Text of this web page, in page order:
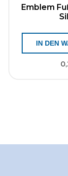
Emblem
IN DEN